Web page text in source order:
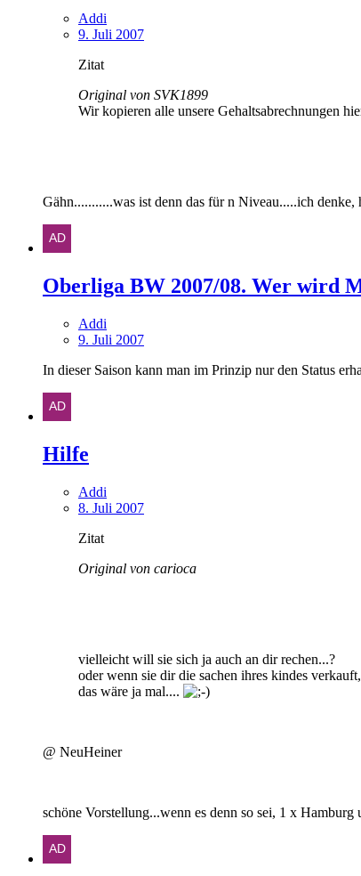
Addi
9. Juli 2007
Zitat
Original von SVK1899
Wir kopieren alle unsere Gehaltsabrechnungen
Gähn...........was ist denn das für n Niveau.....ich denke,
Oberliga BW 2007/08. Wer wird
Addi
9. Juli 2007
In dieser Saison kann man im Prinzip nur den Status
Hilfe
Addi
8. Juli 2007
Zitat
Original von carioca
vielleicht will sie sich ja auch an dir rechen...?
oder wenn sie dir die sachen ihres kindes
das wäre ja mal....
@ NeuHeiner
schöne Vorstellung...wenn es denn so sei, 1 x